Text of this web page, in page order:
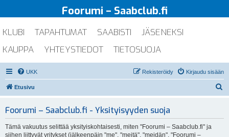
Foorumi – Saabclub.fi
KLUBI TAPAHTUMAT SAABISTI
JÄSENEKSI
KAUPPA
YHTEYSTIEDOT TIETOSUOJA
UKK Kirjaudu sisään
Rekisteröidy
Etusivu
Foorumi – Saabclub.fi - Yksityisyyden suoja
Tämä vakuutus selittää yksityiskohtaisesti, miten "Foorumi – Saabclub.fi" ja
siihen liittyvät yritykset (jälkeenpäin "me", "meitä", "meidän", "Foorumi –